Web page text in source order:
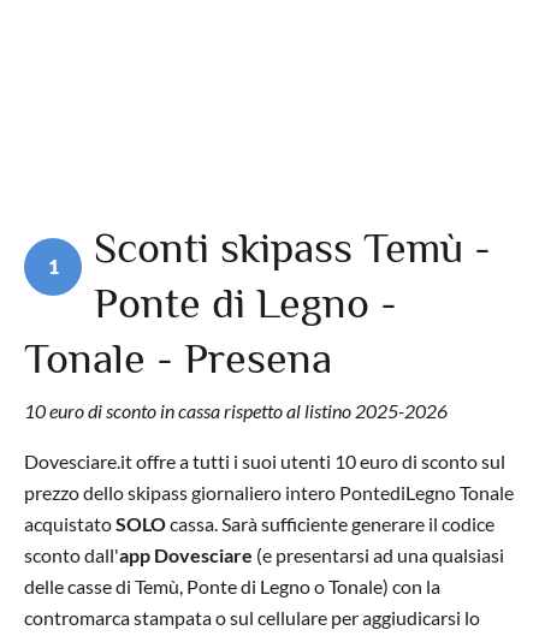
1
Sconti skipass Temù -
Ponte di Legno -
Tonale - Presena
10 euro di sconto in cassa rispetto al listino 2025-2026
Dovesciare.it offre a tutti i suoi utenti 10 euro di sconto sul
prezzo dello skipass giornaliero intero PontediLegno Tonale
acquistatoSOLOcassa. Sarà sufficiente generare il codice
sconto dall'app Dovesciare (e presentarsi ad una qualsiasi
delle casse di Temù, Ponte di Legno o Tonale) con la
contromarca stampata o sul cellulare per aggiudicarsi lo